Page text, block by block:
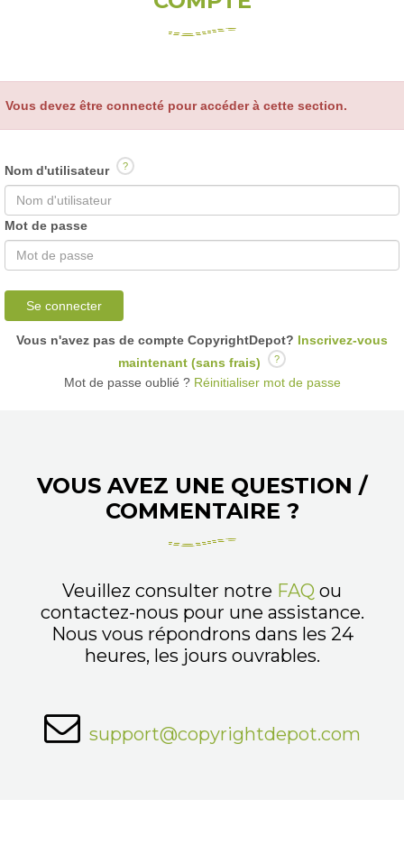
Vous devez être connecté pour accéder à cette section.
Nom d'utilisateur ?
Mot de passe
Se connecter
Vous n'avez pas de compte CopyrightDepot? Inscrivez-vous
maintenant (sans frais)
?
Mot de passe oublié ?Réinitialiser mot de passe
VOUS AVEZ UNE QUESTION /
COMMENTAIRE ?
Veuillez consulter notre FAQ ou
contactez-nous pour une assistance.
Nous vous répondrons dans les 24
heures, les jours ouvrables.
support@copyrightdepot.com